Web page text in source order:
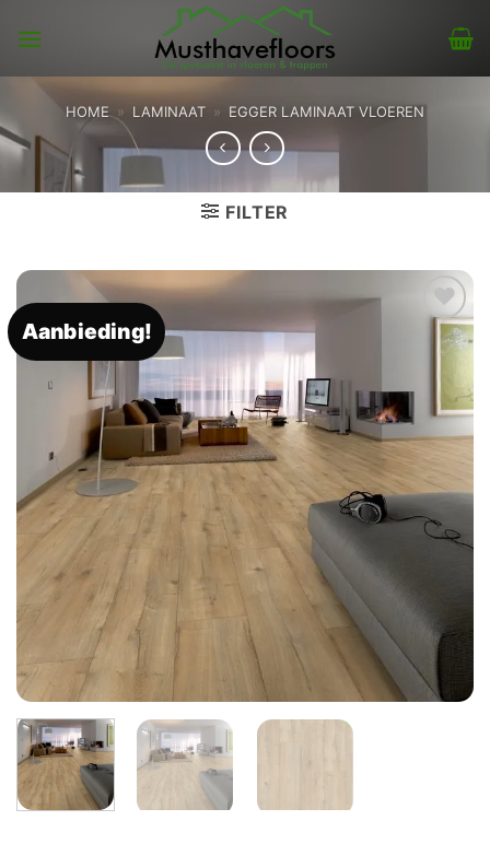
HOME » LAMINAAT » EGGER LAMINAAT VLOEREN
FILTER
Aanbieding!
Toevoegen